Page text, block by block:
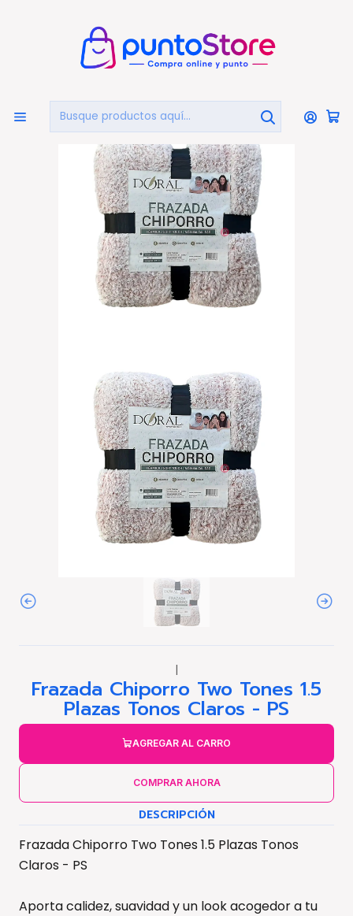
HOGAR Y DECORACIÓN Ropa De Cama
Frazada Chiporro Two Tones 1.5 Plazas Tonos Claros -
|
Frazada Chiporro Two Tones 1.5
Plazas Tonos Claros - PS
AGREGAR AL CARRO
COMPRAR AHORA
DESCRIPCIÓN
Frazada Chiporro Two Tones 1.5 Plazas Tonos
Claros - PS
Aporta calidez, suavidad y un look acogedor a tu